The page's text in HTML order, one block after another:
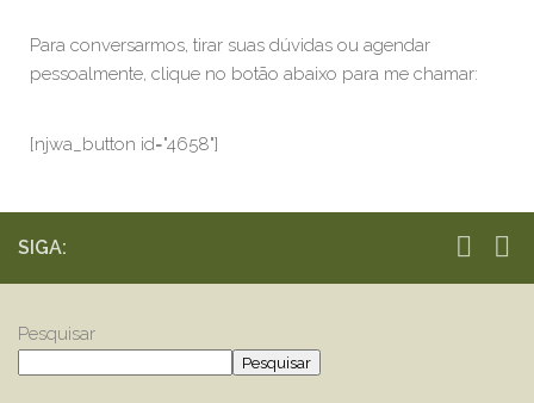
Para conversarmos, tirar suas dúvidas ou agendar
pessoalmente, clique no botão abaixo para me chamar:
[njwa_button id="4658"]
SIGA:
Pesquisar
Pesquisar